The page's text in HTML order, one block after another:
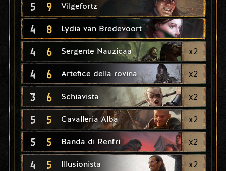
5 9 Vilgefortz
4 8 Lydia van Bredevoort
4 6 Sergente Nauzicaa x2
4 6 Artefice della rovina x2
3 6 Schiavista x2
5 5 Cavalleria Alba x2
5 5 Banda di Renfri x2
4 5 Illusionista x2